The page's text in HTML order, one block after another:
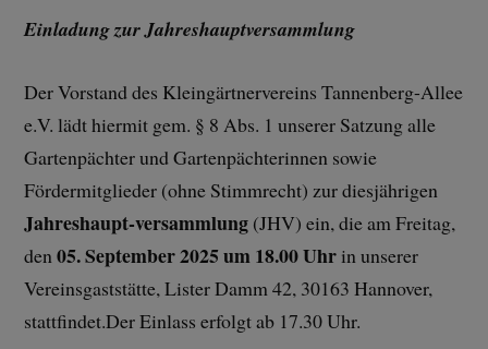
Einladung zur Jahreshauptversammlung
Der Vorstand des Kleingärtnervereins Tannenberg-Allee
e.V. lädt hiermit gem. § 8 Abs. 1 unserer Satzung alle
Gartenpächter und Gartenpächterinnen sowie
Fördermitglieder (ohne Stimmrecht) zur diesjährigen
Jahreshaupt-versammlung (JHV) ein, die am Freitag,
den05. September 2025 um 18.00 Uhrin unserer
Vereinsgaststätte, Lister Damm 42, 30163 Hannover,
stattfindet.Der Einlass erfolgt ab 17.30 Uhr.